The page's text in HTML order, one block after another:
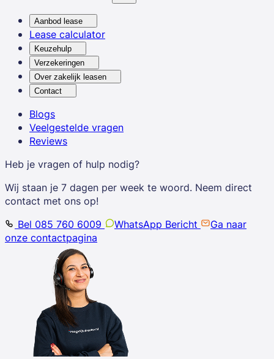
Aanbod lease
Lease calculator
Keuzehulp
Verzekeringen
Over zakelijk leasen
Contact
Blogs
Veelgestelde vragen
Reviews
Heb je vragen of hulp nodig?
Wij staan je 7 dagen per week te woord. Neem direct
contact met ons op!
Bel 085 760 6009
WhatsApp Bericht
Ga naar
onze contactpagina